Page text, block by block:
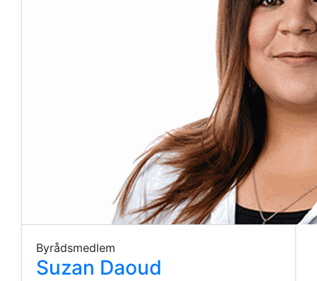
Byrådsmedlem
Suzan Daoud